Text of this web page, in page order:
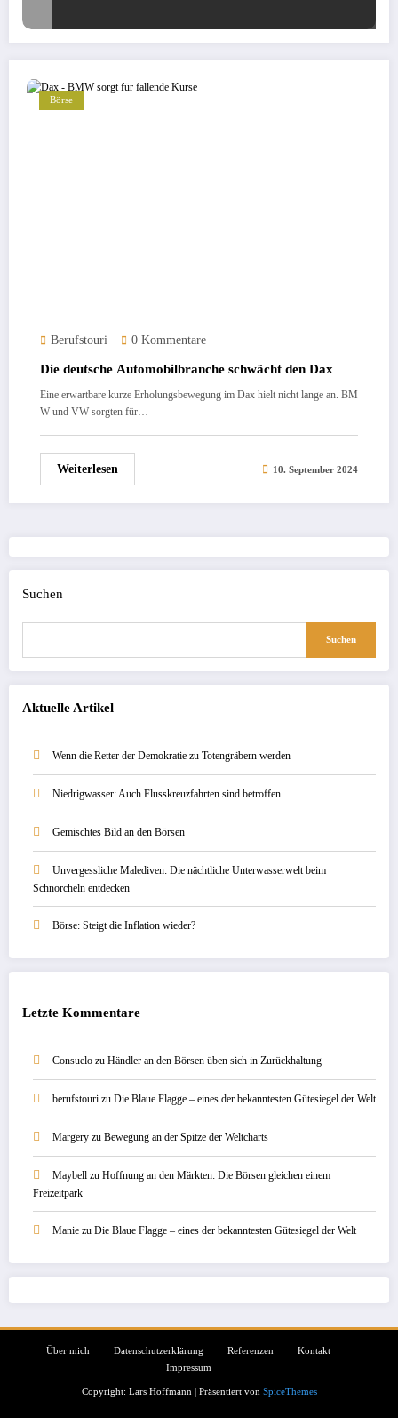
Börse
Berufstouri 0 Kommentare
Die deutsche Automobilbranche schwächt den Dax
Eine erwartbare kurze Erholungsbewegung im Dax hielt nicht lange an. BM
W und VW sorgten für…
Weiterlesen 10. September 2024
Suchen
Suchen
Aktuelle Artikel
Wenn die Retter der Demokratie zu Totengräbern werden
Niedrigwasser: Auch Flusskreuzfahrten sind betroffen
Gemischtes Bild an den Börsen
Unvergessliche Malediven: Die nächtliche Unterwasserwelt beim
Schnorcheln entdecken
Börse: Steigt die Inflation wieder?
Letzte Kommentare
Consuelo zu Händler an den Börsen üben sich in Zurückhaltung
berufstouri zu Die Blaue Flagge – eines der bekanntesten Gütesiegel der Welt
Margery zu Bewegung an der Spitze der Weltcharts
Maybell zu Hoffnung an den Märkten: Die Börsen gleichen einem
Freizeitpark
Manie zu Die Blaue Flagge – eines der bekanntesten Gütesiegel der Welt
Über mich Datenschutzerklärung Referenzen
Kontakt
Impressum
Copyright: Lars Hoffmann | Präsentiert von SpiceThemes